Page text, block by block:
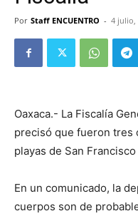
Por Staff ENCUENTRO - 4 julio,
Oaxaca.- La Fiscalía
precisó que fueron tres
playas de San
En un comunicado, la
cuerpos son de